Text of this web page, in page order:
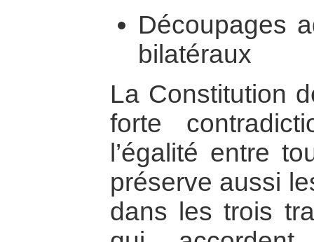
Découpages
bilatéraux
La Constitution
forte
l’égalité entre
préserve aussi
dans les trois